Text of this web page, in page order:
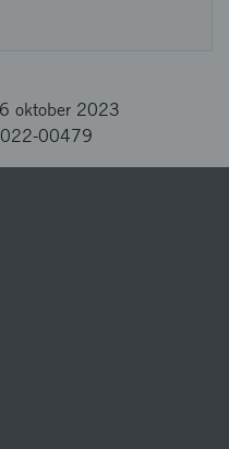
oktober 2023
00479